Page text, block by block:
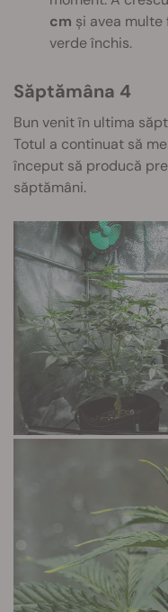
cm și avea multe
verde închis.
Săptămâna 4
Bun venit în ultima
Totul a continuat să
început să producă
săptămâni.